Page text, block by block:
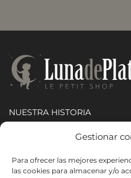
Gestionar
Para ofrecer las mejores
las cookies para almacenar y/o
NUESTRA HISTORIA
INSTAGRAM